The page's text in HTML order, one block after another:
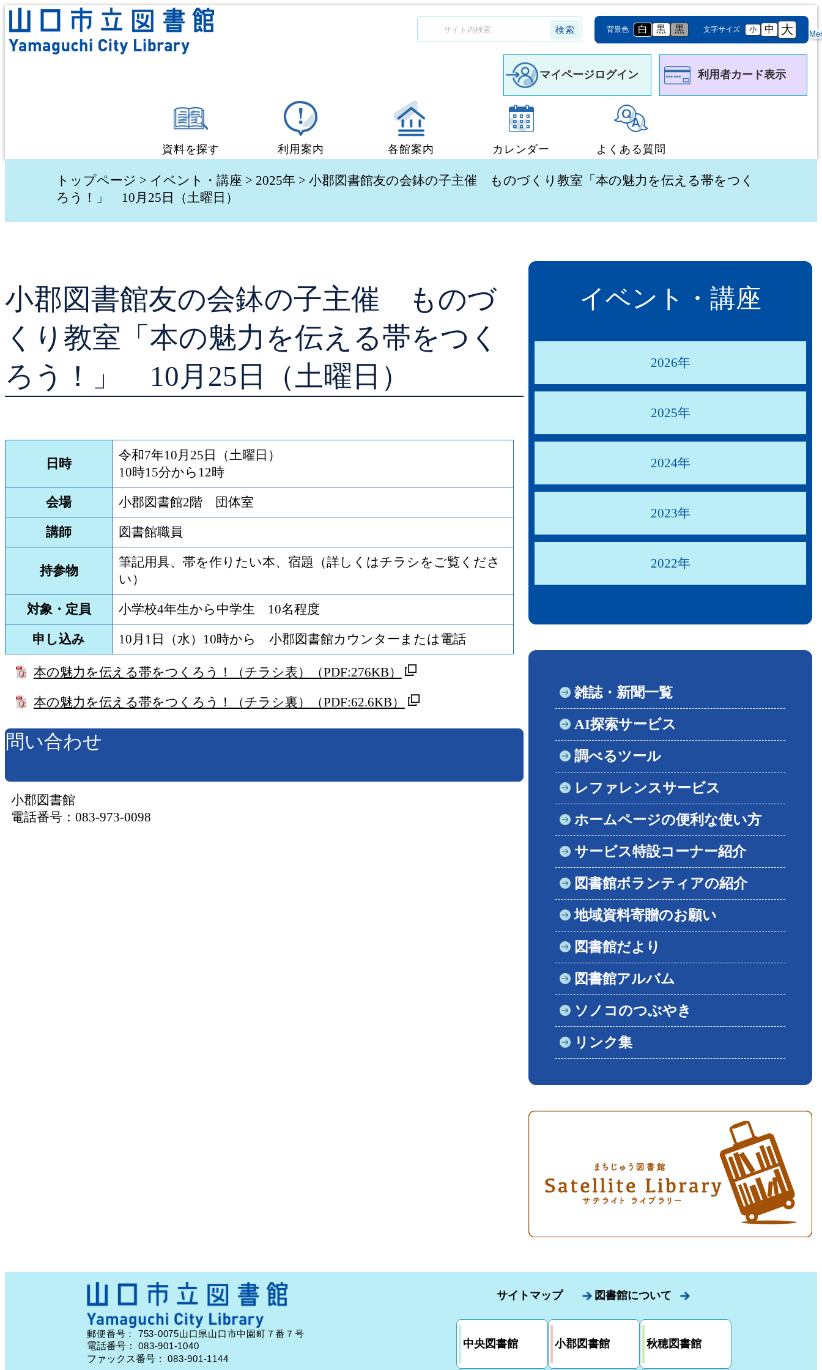
背景色 白 黒 黒 文字サイズ 小 中 大
マイページログイン 利用者カード表示
資料を探す
蔵書検索・予約
貸出ランキング
予約ランキング
利用案内
図書館利用案内
学校図書館支援サービス
ブックスタート体験会
レファレンスサービス
好きなおはなしの絵の展示
各館案内
中央図書館
阿知須図書館
徳地図書館
カレンダー よくある質問
トップページ > イベント・講座 > 2025年 > 小郡図書館友の会鉢の子主催 ものづくり教室「本の魅力を伝える帯をつく
ろう！」 10月25日（土曜日）
小郡図書館友の会鉢の子主催 ものづ
くり教室「本の魅力を伝える帯をつく
ろう！」 10月25日（土曜日）
日時
令和7年10月25日（土曜日）
10時15分から12時
会場 小郡図書館2階 団体室
講師 図書館職員
持参物
筆記用具、帯を作りたい本、宿題（詳しくはチラシをご覧くださ
い）
対象・定員 小学校4年生から中学生 10名程度
申し込み 10月1日（水）10時から 小郡図書館カウンターまたは電話
本の魅力を伝える帯をつくろう！（チラシ表） （PDF:276KB）
本の魅力を伝える帯をつくろう！（チラシ裏） （PDF:62.6KB）
問い合わせ
小郡図書館
電話番号：083-973-0098
イベント・講座
2026年
2025年
2024年
2023年
2022年
雑誌・新聞一覧
AI探索サービス
調べるツール
レファレンスサービス
ホームページの便利な使い方
サービス特設コーナー紹介
図書館ボランティアの紹介
地域資料寄贈のお願い
図書館だより
図書館アルバム
ソノコのつぶやき
リンク集
郵便番号： 753-0075山口県山口市中園町７番７号
電話番号：083-901-1040
ファックス番号：083-901-1144
サイトマップ 図書館について
中央図書館 小郡図書館 秋穂図書館